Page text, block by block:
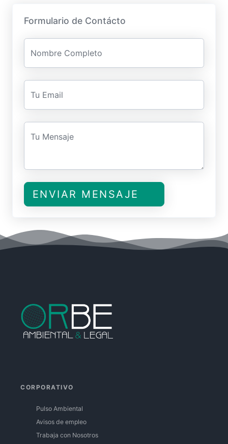
Formulario de Contácto
Nombre Completo
Tu Email
Tu Mensaje
ENVIAR MENSAJE
CORPORATIVO
Pulso Ambiental
Avisos de empleo
Trabaja con Nosotros